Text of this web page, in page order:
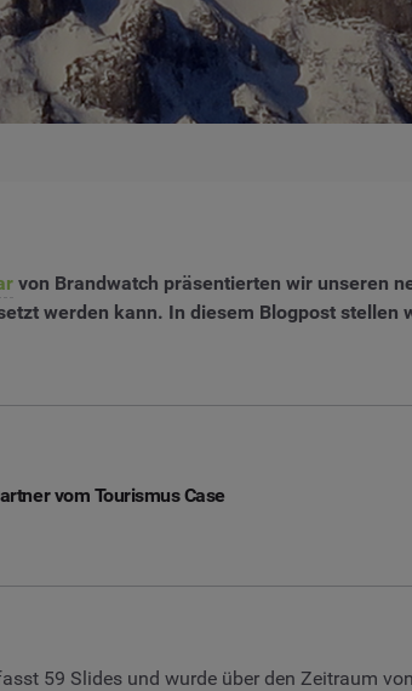
von Brandwatch präsentierten wir unseren
werden kann. In diesem Blogpost stellen
vom Tourismus Case
59 Slides und wurde über den Zeitraum